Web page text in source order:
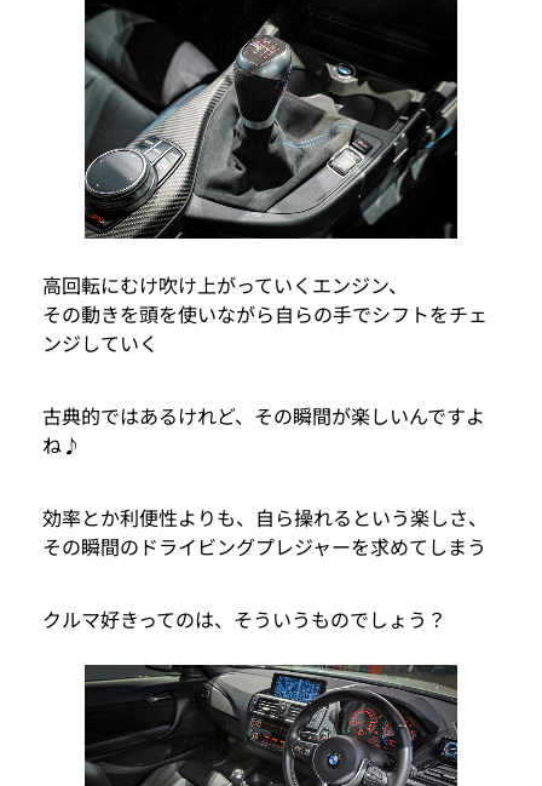
高回転にむけ吹け上がっていくエンジン、
その動きを頭を使いながら自らの手でシフトをチェ
ンジしていく
古典的ではあるけれど、その瞬間が楽しいんですよ
ね♪
効率とか利便性よりも、自ら操れるという楽しさ、
その瞬間のドライビングプレジャーを求めてしまう
クルマ好きってのは、そういうものでしょう？